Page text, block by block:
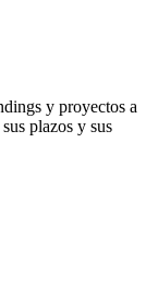
y proyectos a
plazos y sus